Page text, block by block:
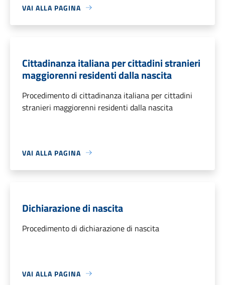
VAI ALLA PAGINA
Cittadinanza italiana per cittadini stranieri
maggiorenni residenti dalla nascita
Procedimento di cittadinanza italiana per cittadini
stranieri maggiorenni residenti dalla nascita
VAI ALLA PAGINA
Dichiarazione di nascita
Procedimento di dichiarazione di nascita
VAI ALLA PAGINA